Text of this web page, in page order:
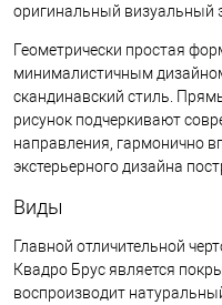
оригинальный визуальный
Геометрически простая
минималистичным
скандинавский стиль.
рисунок подчеркивают
направления, гармонично
экстерьерного дизайна
Виды
Главной отличительной
Квадро Брус является
воспроизводит